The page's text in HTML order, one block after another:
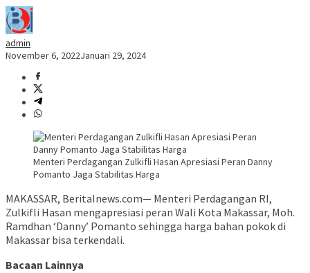
admin
November 6, 2022Januari 29, 2024
Menteri Perdagangan Zulkifli Hasan Apresiasi Peran Danny
Pomanto Jaga Stabilitas Harga
MAKASSAR, BeritaInews.com— Menteri Perdagangan RI,
Zulkifli Hasan mengapresiasi peran Wali Kota Makassar, Moh.
Ramdhan ‘Danny’ Pomanto sehingga harga bahan pokok di
Makassar bisa terkendali.
Bacaan Lainnya